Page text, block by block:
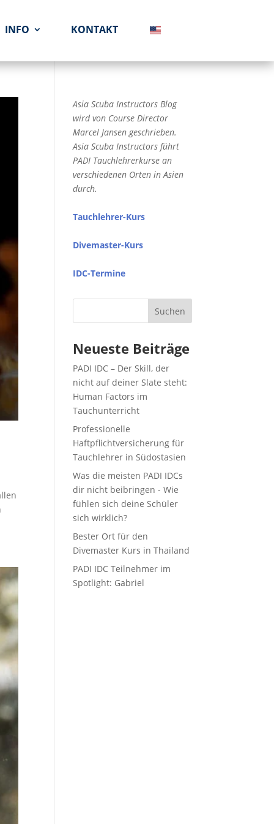
INFO KONTAKT
Asia Scuba Instructors Blog
wird von Course Director
Marcel Jansen geschrieben.
Asia Scuba Instructors führt
PADI Tauchlehrerkurse an
verschiedenen Orten in Asien
durch.
Tauchlehrer-Kurs
Divemaster-Kurs
IDC-Termine
Suchen
Neueste Beiträge
PADI IDC – Der Skill, der
nicht auf deiner Slate steht:
Human Factors im
Tauchunterricht
Professionelle
Haftpflichtversicherung für
Tauchlehrer in Südostasien
Was die meisten PADI IDCs
dir nicht beibringen - Wie
fühlen sich deine Schüler
sich wirklich?
Bester Ort für den
Divemaster Kurs in Thailand
PADI IDC Teilnehmer im
Spotlight: Gabriel